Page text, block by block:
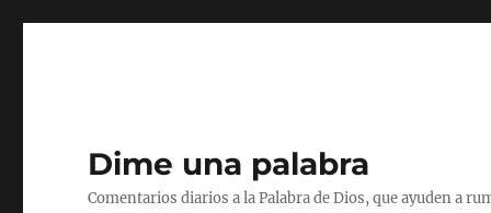
Dime una palabra
Comentarios diarios a la Palabra de Dios, que ayuden a